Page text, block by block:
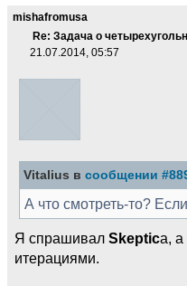
mishafromusa
Re: Задача о
21.07.2014, 05:57
Vitalius в сообщении
А что смотреть-то?
Я спрашивал Skepticа, а
итерациями.